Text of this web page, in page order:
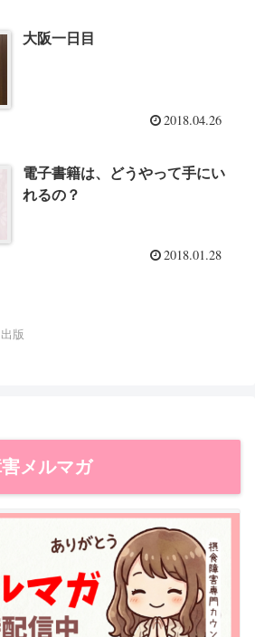
大阪一日目
2018.04.26
電子書籍は、どうやって手にい
れるの？
2018.01.28
版
害メルマガ